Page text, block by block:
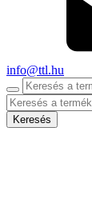
info@ttl.hu
Products
search
Keresés